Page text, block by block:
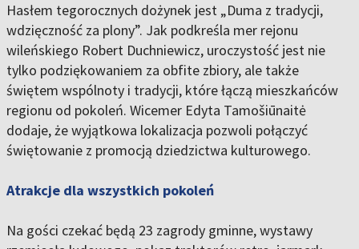
Hasłem tegorocznych dożynek jest „Duma z tradycji,
wdzięczność za plony”. Jak podkreśla mer rejonu
wileńskiego Robert Duchniewicz, uroczystość jest nie
tylko podziękowaniem za obfite zbiory, ale także
świętem wspólnoty i tradycji, które łączą mieszkańców
regionu od pokoleń. Wicemer Edyta Tamošiūnaitė
dodaje, że wyjątkowa lokalizacja pozwoli połączyć
świętowanie z promocją dziedzictwa kulturowego.
Atrakcje dla wszystkich pokoleń
Na gości czekać będą 23 zagrody gminne, wystawy